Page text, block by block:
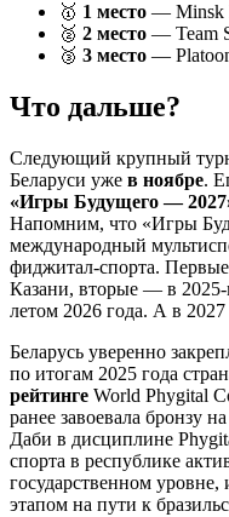
🥇 1 место — Minsk
🥈 2 место — Team
🥉 3 место —
Что дальше?
Следующий крупный
Беларуси уже в ноябре.
«Игры Будущего —
Напомним, что «Игры
международный
фиджитал-спорта.
Казани, вторые — в
летом 2026 года. А в
Беларусь уверенно
по итогам 2025 года
рейтинге World Phygital
ранее завоевала бронзу
Даби в дисциплине
спорта в республике
государственном
этапом на пути к